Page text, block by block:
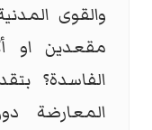
والقوى
مقعدين او
الفاسدة؟
المعارضة